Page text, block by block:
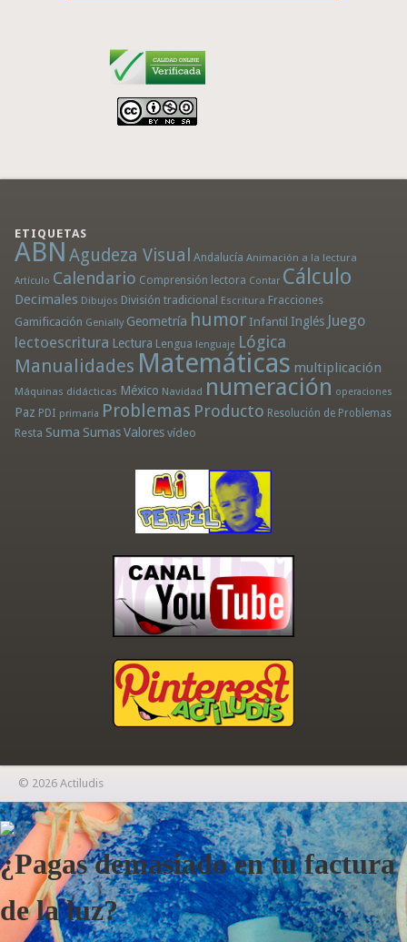
ETIQUETAS
ABN Agudeza Visual Andalucía Animación a la lectura
Artículo Calendario Comprensión lectora Contar Cálculo
Decimales Dibujos División tradicional Escritura Fracciones
Gamificación Genially Geometría humor Infantil Inglés Juego
lectoescritura Lectura Lengua lenguaje Lógica
Manualidades Matemáticas multiplicación
Máquinas didácticas México Navidad numeración operaciones
Paz PDI primaria Problemas Producto Resolución de Problemas
Resta Suma Sumas Valores vídeo
© 2026 Actiludis
×
¿Pagas demasiado en tu factura
de la luz?